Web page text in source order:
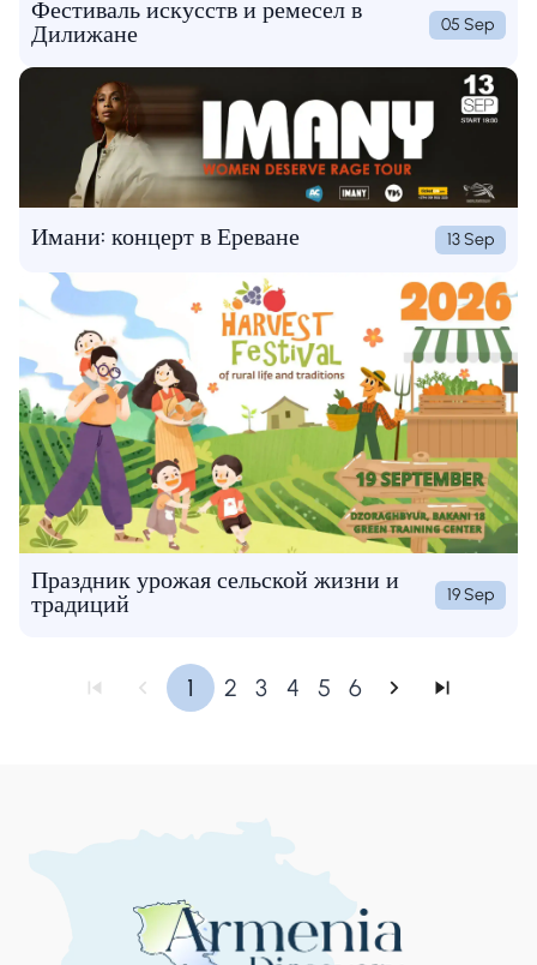
Фестиваль искусств и ремесел в
Дилижане
05 Sep
Имани: концерт в Ереване 13 Sep
Праздник урожая сельской жизни и
традиций
19 Sep
1 2 3 4 5 6